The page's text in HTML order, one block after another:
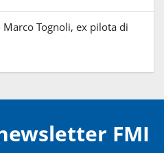
Marco Tognoli, ex pilota di
FMI